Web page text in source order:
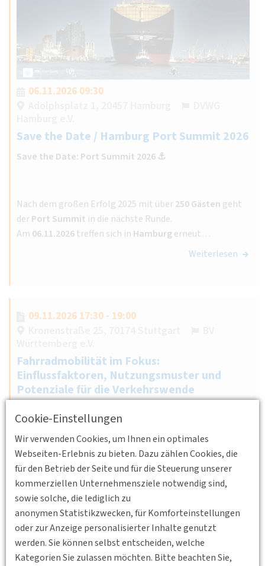
Cookie-Einstellungen
Wir verwenden Cookies, um Ihnen ein optimales
Webseiten-Erlebnis zu bieten. Dazu zählen Cookies, die
für den Betrieb der Seite und für die Steuerung unserer
kommerziellen Unternehmensziele notwendig sind,
sowie solche, die lediglich zu
anonymen Statistikzwecken, für Komforteinstellungen
oder zur Anzeige personalisierter Inhalte genutzt
werden. Sie können selbst entscheiden, welche
Kategorien Sie zulassen möchten. Bitte beachten Sie,
06.11.2026 09:30
Save the Date / Hamburg Port Summit 2026
Save the Date: Port Summit 2026 ⚓️
Nach dem großen Erfolg 2025 mit über250 Gästen geht
derPort Summit in die nächste Runde.
Am 06.11.2026treffen sich in Hamburgerneut…
Weiterlesen
09.11.2026 17:30 - 19:00
Fahrradmobilität im Fokus:
Einflussfaktoren, Nutzungsmuster und
Potenziale für die Verkehrswende
Hochschule Karlsruhe, geht auf die verkehrlichen Effekte
des Radverkehrs ein.
Weiterlesen
16.11.2026 17:00 - 18:00
Online
Junges Forum
Fachgruppe Junges Forum November